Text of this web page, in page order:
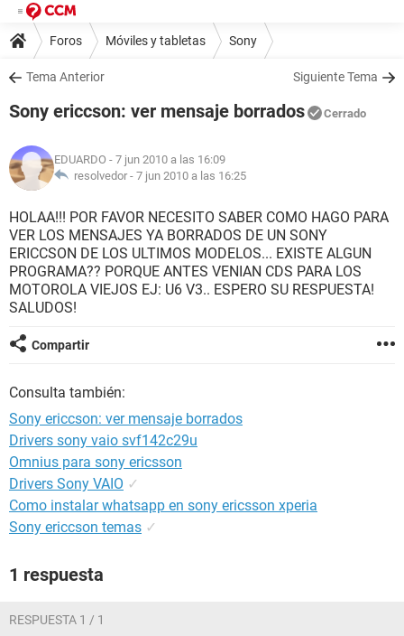
Foros Móviles y tabletas Sony
Tema Anterior Siguiente Tema
Sony ericcson: ver mensaje borrados Cerrado
EDUARDO - 7 jun 2010 a las 16:09
resolvedor - 7 jun 2010 a las 16:25
HOLAA!!! POR FAVOR NECESITO SABER COMO HAGO PARA
VER LOS MENSAJES YA BORRADOS DE UN SONY
ERICCSON DE LOS ULTIMOS MODELOS... EXISTE ALGUN
PROGRAMA?? PORQUE ANTES VENIAN CDS PARA LOS
MOTOROLA VIEJOS EJ: U6 V3.. ESPERO SU RESPUESTA!
SALUDOS!
Compartir
Consulta también:
Sony ericcson: ver mensaje borrados
Drivers sony vaio svf142c29u
Omnius para sony ericsson
Drivers Sony VAIO ✓
Como instalar whatsapp en sony ericsson xperia
Sony ericcson temas ✓
1 respuesta
RESPUESTA 1 / 1